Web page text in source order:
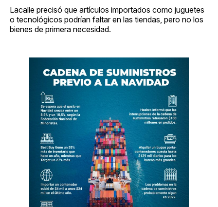
Lacalle precisó que artículos importados como juguetes
o tecnológicos podrían faltar en las tiendas, pero no los
bienes de primera necesidad.